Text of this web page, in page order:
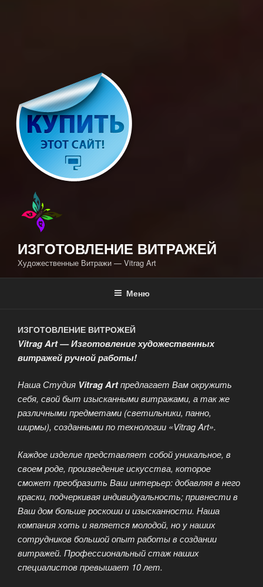
ИЗГОТОВЛЕНИЕ ВИТРАЖЕЙ
Художественные Витражи — Vitrag Art
Меню
ИЗГОТОВЛЕНИЕ ВИТРОЖЕЙ
Vitrag Art — Изготовление художественных
витражей ручной работы!
Наша Студия Vitrag Artпредлагает Вам окружить
себя, свой быт изысканными витражами, а так же
различными предметами (светильники, панно,
ширмы), созданными по технологии «Vitrag Art».
Каждое изделие представляет собой уникальное, в
своем роде, произведение искусства, которое
сможет преобразить Ваш интерьер: добавляя в него
краски, подчеркивая индивидуальность; привнести в
Ваш дом больше роскоши и изысканности. Наша
компания хоть и является молодой, но у наших
сотрудников большой опыт работы в создании
витражей. Профессиональный стаж наших
специалистов превышает 10 лет.